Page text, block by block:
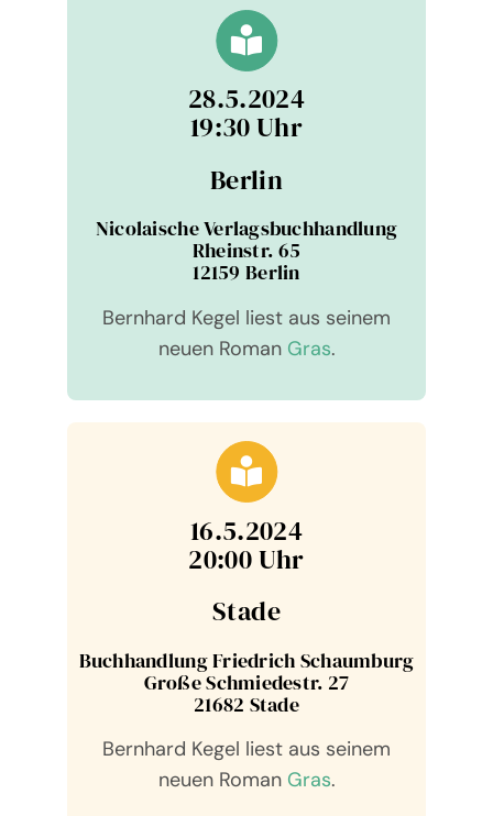
28.5.2024
19:30 Uhr
Berlin
Nico­lai­sche Ver­lags­buch­hand­lung
Rhein­str. 65
12159 Berlin
Bernhard Kegel liest aus sei­nem
neuen Roman Gras.
16.5.2024
20:00 Uhr
Stade
Buch­hand­lung Fried­rich Schaum­burg
Große Schmie­de­str. 27
21682 Stade
Bernhard Kegel liest aus sei­nem
neuen Roman Gras.